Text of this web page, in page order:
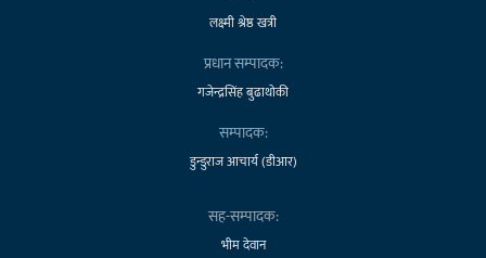
लक्ष्मी श्रेष्ठ खत्री
प्रधान सम्पादक:
गजेन्द्रसिंह बुढाथोकी
सम्पादक:
डुन्डुराज आचार्य (डीआर)
सह-सम्पादक:
भीम देवान